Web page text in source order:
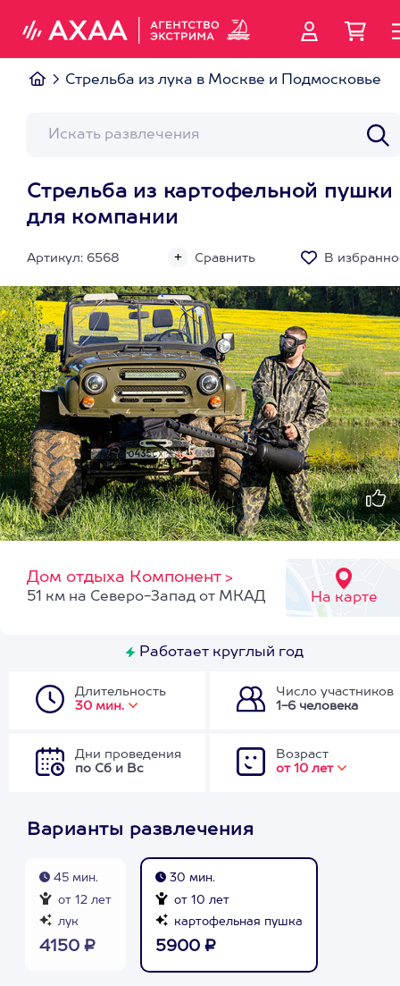
Стрельба из лука в Москве и Подмосковье
Стрельба из картофельной пушки
для компании
Артикул: 6568 Сравнить В
Дом отдыха Компонент >
На карте
51 км на Северо-Запад от МКАД
Работает круглый год
Длительность
30 мин.
Число участников
1-6 человека
Дни проведения
по Сб и Вс
Возраст
от 10 лет
Варианты развлечения
45 мин.
от 12 лет
лук
4150 ₽
30 мин.
от 10 лет
картофельная пушка
5900 ₽